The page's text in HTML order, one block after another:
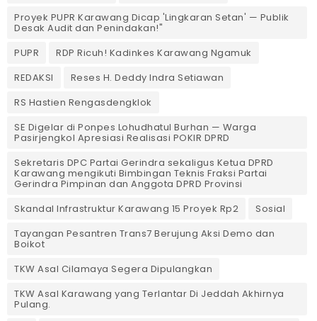
Proyek PUPR Karawang Dicap 'Lingkaran Setan' — Publik
Desak Audit dan Penindakan!"
PUPR
RDP Ricuh! Kadinkes Karawang Ngamuk
REDAKSI
Reses H. Deddy Indra Setiawan
RS Hastien Rengasdengklok
SE Digelar di Ponpes Lohudhatul Burhan — Warga
Pasirjengkol Apresiasi Realisasi POKIR DPRD
Sekretaris DPC Partai Gerindra sekaligus Ketua DPRD
Karawang mengikuti Bimbingan Teknis Fraksi Partai
Gerindra Pimpinan dan Anggota DPRD Provinsi
Skandal Infrastruktur Karawang 15 Proyek Rp2
Sosial
Tayangan Pesantren Trans7 Berujung Aksi Demo dan
Boikot
TKW Asal Cilamaya Segera Dipulangkan
TKW Asal Karawang yang Terlantar Di Jeddah Akhirnya
Pulang.